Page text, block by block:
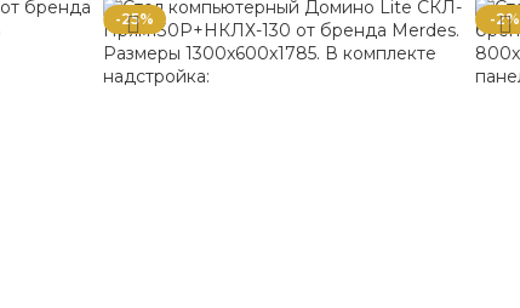
-25% -2%